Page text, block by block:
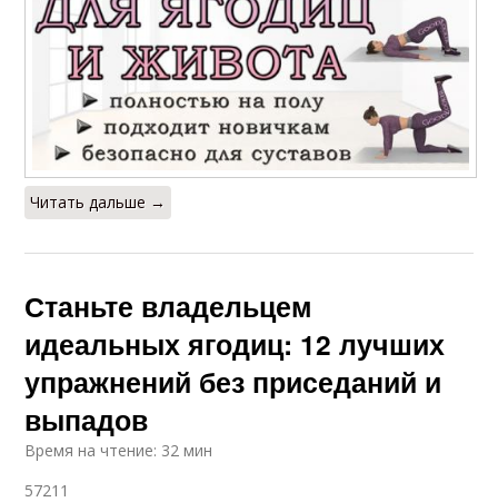
Читать дальше →
Станьте владельцем
идеальных ягодиц: 12 лучших
упражнений без приседаний и
выпадов
Время на чтение: 32 мин
57211